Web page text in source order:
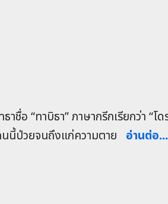
อ “ทาบิธา” ภาษากรีกเรียกว่า “โ
นี้ป่วยจนถึงแก่ความตาย
อ่านต่อ...